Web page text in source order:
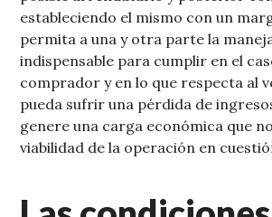
estableciendo el mismo con un
permita a una y otra parte la
indispensable para cumplir en el
comprador y en lo que respecta al
pueda sufrir una pérdida de
genere una carga económica que
viabilidad de la operación en